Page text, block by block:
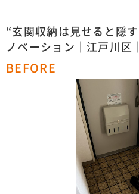
“玄関収納は見せると隠
ノベーション｜江戸川区
BEFORE